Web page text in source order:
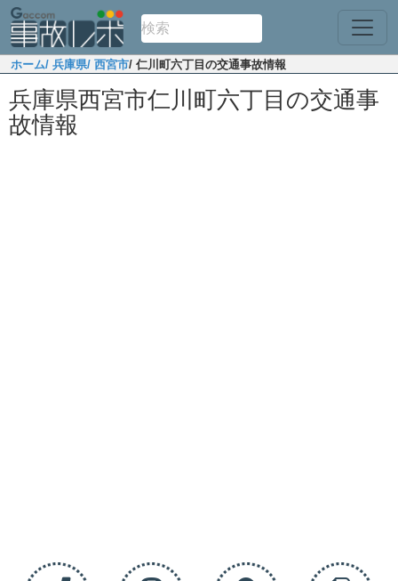
ホーム/ 兵庫県/ 西宮市/ 仁川町六丁目の交通事故情報
兵庫県西宮市仁川町六丁目の交通事
故情報